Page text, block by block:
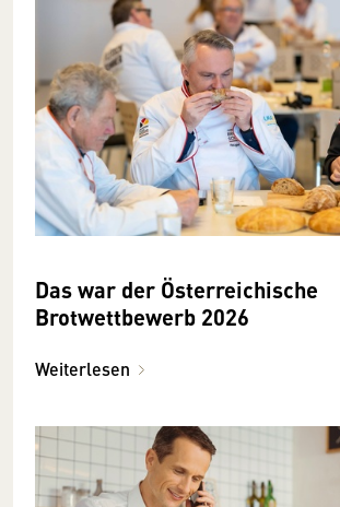
Das war der Österreichische
Brotwettbewerb 2026
Weiterlesen